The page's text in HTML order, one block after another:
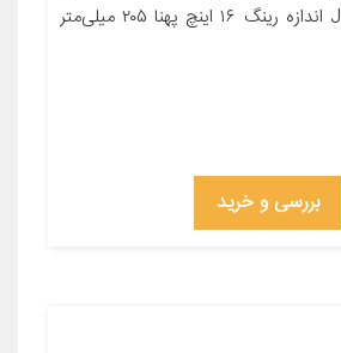
برای خودرو جک J۵ اندازه رینگ ۱۶ اینچ پهنا ۲۰۵ میلی‌متر
بررسی و خرید